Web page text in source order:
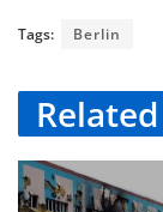
Tags: Berlin
Related